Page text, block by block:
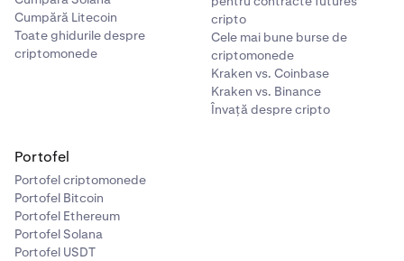
Cumpără Litecoin
Toate ghidurile despre
criptomonede
cripto
Cele mai bune burse de
criptomonede
Kraken vs. Coinbase
Kraken vs. Binance
Învață despre cripto
Portofel
Portofel criptomonede
Portofel Bitcoin
Portofel Ethereum
Portofel Solana
Portofel USDT